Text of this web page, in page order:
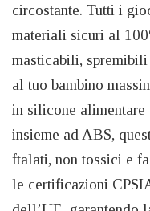
circostante. Tutti i
materiali sicuri al
masticabili,
al tuo bambino
in silicone
insieme ad ABS,
ftalati, non tossici e
le certificazioni